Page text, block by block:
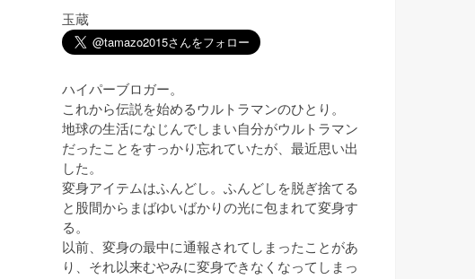
玉蔵
ハイパーブロガー。
これから伝説を始めるウルトラマンのひとり。
地球の生活になじんでしまい自分がウルトラマン
だったことをすっかり忘れていたが、最近思い出
した。
変身アイテムはふんどし。ふんどしを脱ぎ捨てる
と股間からまばゆいばかりの光に包まれて変身す
る。
以前、変身の最中に通報されてしまったことがあ
り、それ以来むやみに変身できなくなってしまっ